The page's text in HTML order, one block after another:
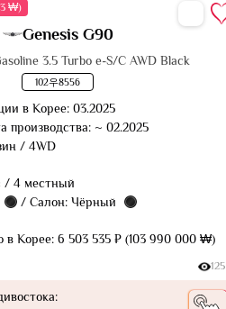
₩)
Genesis G90
3.5 Turbo e-S/C AWD Black
102우8556
в Корее: 03.2025
производства: ~ 02.2025
/ 4WD
/ 4 местный
/ Салон: Чёрный
в Корее: 6 503 535 ₽ (103 990 000 ₩)
125